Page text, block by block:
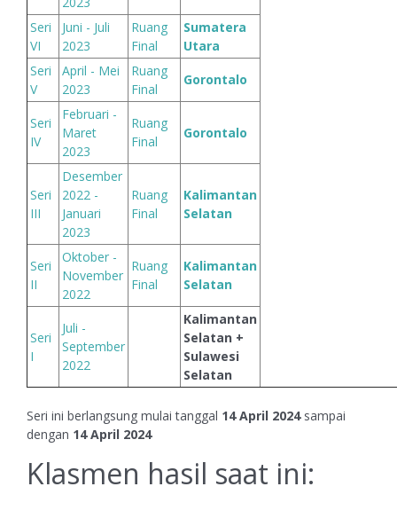
Seri
VI
Juni - Juli
2023
Ruang
Final
Sumatera
Utara
Seri
V
April - Mei
2023
Ruang
Final
Gorontalo
Seri
IV
Februari -
Maret
2023
Ruang
Final
Gorontalo
Seri
III
Desember
2022 -
Januari
2023
Ruang
Final
Kalimantan
Selatan
Seri
II
Oktober -
November
2022
Ruang
Final
Kalimantan
Selatan
Seri
I
Juli -
September
2022
Kalimantan
Selatan +
Sulawesi
Selatan
Seri ini berlangsung mulai tanggal 14 April 2024sampai
dengan 14 April 2024
Klasmen hasil saat ini: